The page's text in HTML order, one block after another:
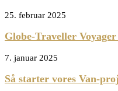
25. februar 2025
Globe-Traveller
7. januar 2025
Så starter vores Van-